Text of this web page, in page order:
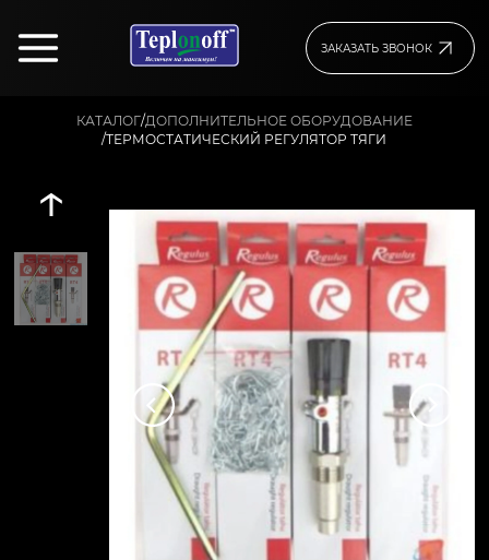
ЗАКАЗАТЬ ЗВОНОК
КАТАЛОГ/ДОПОЛНИТЕЛЬНОЕ ОБОРУДОВАНИЕ
/ТЕРМОСТАТИЧЕСКИЙ РЕГУЛЯТОР ТЯГИ
↑